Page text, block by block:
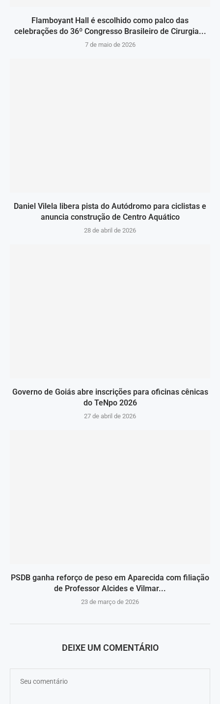
Flamboyant Hall é escolhido como palco das
celebrações do 36º Congresso Brasileiro de Cirurgia...
7 de maio de 2026
Daniel Vilela libera pista do Autódromo para ciclistas e
anuncia construção de Centro Aquático
28 de abril de 2026
Governo de Goiás abre inscrições para oficinas cênicas
do TeNpo 2026
27 de abril de 2026
PSDB ganha reforço de peso em Aparecida com filiação
de Professor Alcides e Vilmar...
23 de março de 2026
DEIXE UM COMENTÁRIO